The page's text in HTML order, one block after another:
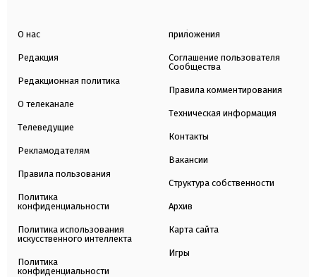
О нас
Редакция
Редакционная политика
О телеканале
Телеведущие
Рекламодателям
Правила пользования
Политика
конфиденциальности
Политика использования
искусственного интеллекта
Политика
конфиденциальности
приложения
Соглашение пользователя
Сообщества
Правила комментирования
Техническая информация
Контакты
Вакансии
Структура собственности
Архив
Карта сайта
Игры